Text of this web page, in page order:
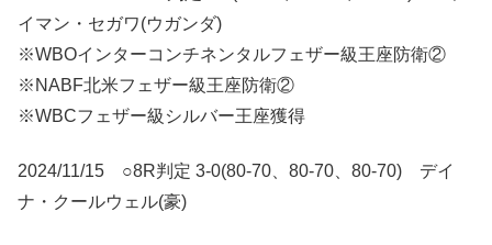
イマン・セガワ(ウガンダ)
※WBOインターコンチネンタルフェザー級王座防衛②
※NABF北米フェザー級王座防衛②
※WBCフェザー級シルバー王座獲得
2024/11/15 ○8R判定 3-0(80-70、80-70、80-70) デイ
ナ・クールウェル(豪)